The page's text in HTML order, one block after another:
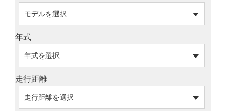
年式
走行距離